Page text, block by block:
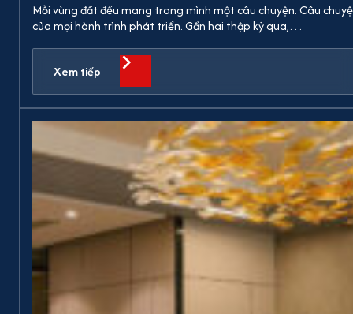
Mỗi vùng đất đều mang trong mình một câu chuyện. Câu
của mọi hành trình phát triển. Gần hai thập kỷ qua,…
Xem tiếp